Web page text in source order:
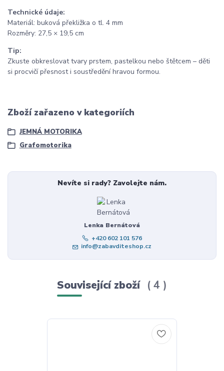
Technické údaje:
Materiál: buková překližka o tl. 4 mm
Rozměry: 27,5 × 19,5 cm
Tip:
Zkuste obkreslovat tvary prstem, pastelkou nebo štětcem – děti
si procvičí přesnost i soustředění hravou formou.
Zboží zařazeno v kategoriích
JEMNÁ MOTORIKA
Grafomotorika
Nevíte si rady? Zavolejte nám.
Lenka Bernátová
+420 602 101 576
info@zabavditeshop.cz
Související zboží 4